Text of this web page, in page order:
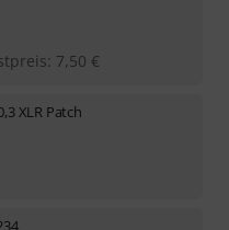
: 7,50 €
XLR Patch